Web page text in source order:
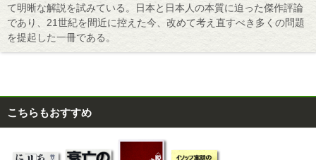
て明晰な解説を試みている。日本と日本人の本質に迫った傑作評論
であり、21世紀を間近に控えた今、改めて考え直すべき多くの問題
を提起した一冊である。
こちらもおすすめ